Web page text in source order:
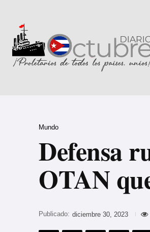
Mundo
Defensa
OTAN
Publicado: diciembre 30, 2023